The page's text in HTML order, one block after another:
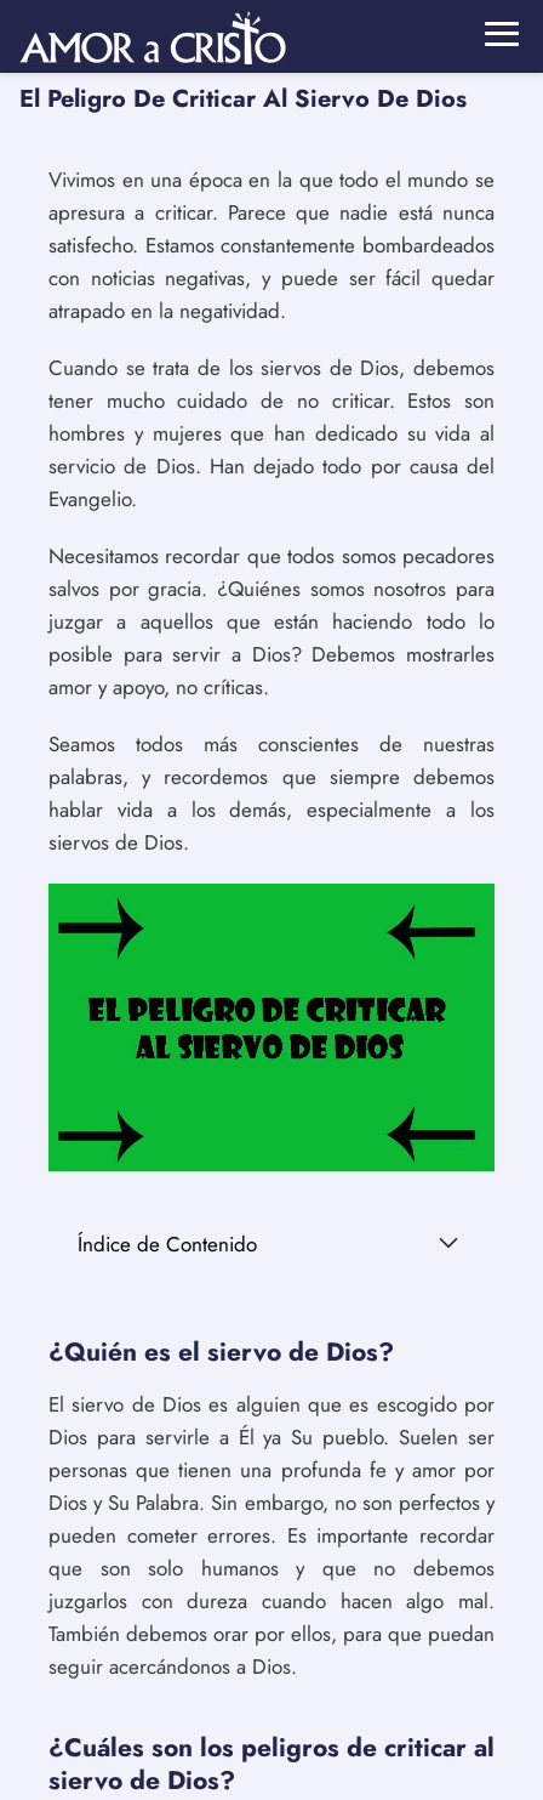
El Peligro De Criticar Al Siervo De Dios
Vivimos en una época en la que todo el mundo se
apresura a criticar. Parece que nadie está nunca
satisfecho. Estamos constantemente bombardeados
con noticias negativas, y puede ser fácil quedar
atrapado en la negatividad.
Cuando se trata de los siervos de Dios, debemos
tener mucho cuidado de no criticar. Estos son
hombres y mujeres que han dedicado su vida al
servicio de Dios. Han dejado todo por causa del
Evangelio.
Necesitamos recordar que todos somos pecadores
salvos por gracia. ¿Quiénes somos nosotros para
juzgar a aquellos que están haciendo todo lo
posible para servir a Dios? Debemos mostrarles
amor y apoyo, no críticas.
Seamos todos más conscientes de nuestras
palabras, y recordemos que siempre debemos
hablar vida a los demás, especialmente a los
siervos de Dios.
Índice de Contenido
¿Quién es el siervo de Dios?
El siervo de Dios es alguien que es escogido por
Dios para servirle a Él ya Su pueblo. Suelen ser
personas que tienen una profunda fe y amor por
Dios y Su Palabra. Sin embargo, no son perfectos y
pueden cometer errores. Es importante recordar
que son solo humanos y que no debemos
juzgarlos con dureza cuando hacen algo mal.
También debemos orar por ellos, para que puedan
seguir acercándonos a Dios.
¿Cuáles son los peligros de criticar al
siervo de Dios?